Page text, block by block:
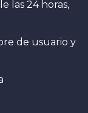
las 24 horas,
de usuario y